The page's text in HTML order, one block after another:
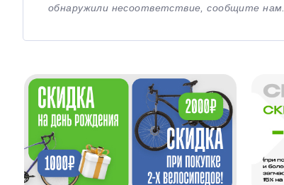
обнаружили несоответствие, сообщите нам.